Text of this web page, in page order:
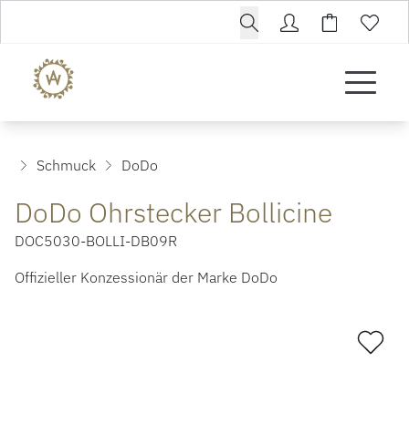
Schmuck DoDo
DoDo Ohrstecker Bollicine
DOC5030-BOLLI-DB09R
Offizieller Konzessionär der Marke DoDo